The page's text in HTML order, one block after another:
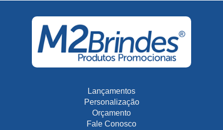
Lançamentos
Personalização
Orçamento
Fale Conosco